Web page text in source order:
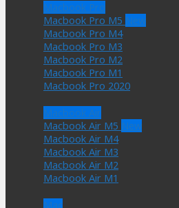
Macbook Pro
Macbook Pro M5
Macbook Pro M4
Macbook Pro M3
Macbook Pro M2
Macbook Pro M1
Macbook Pro 2020
Macbook Air
Macbook Air M5
Macbook Air M4
Macbook Air M3
Macbook Air M2
Macbook Air M1
Mac